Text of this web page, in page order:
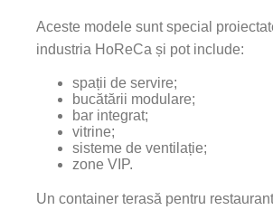
Aceste modele sunt special
industria HoReCa și pot include:
spații de servire;
bucătării modulare;
bar integrat;
vitrine;
sisteme de ventilație;
zone VIP.
Un container terasă pentru